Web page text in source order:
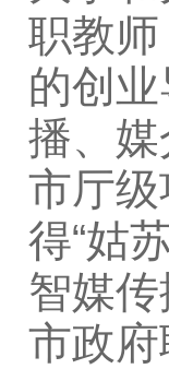
职教
的创
播、
市厅
得“姑
智媒
市政